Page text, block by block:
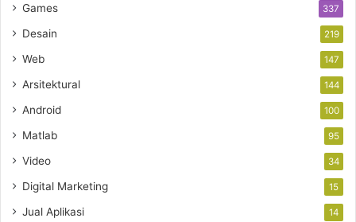
Games 337
Desain 219
Web 147
Arsitektural 144
Android 100
Matlab 95
Video 34
Digital Marketing 15
Jual Aplikasi 14